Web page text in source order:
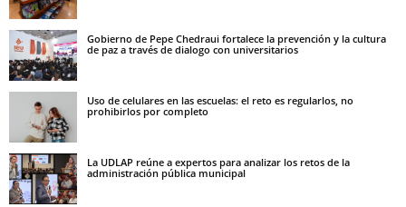
Gobierno de Pepe Chedraui fortalece la prevención y la cultura
de paz a través de dialogo con universitarios
Uso de celulares en las escuelas: el reto es regularlos, no
prohibirlos por completo
La UDLAP reúne a expertos para analizar los retos de la
administración pública municipal